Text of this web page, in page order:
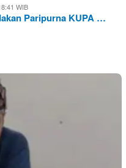
WIB
Paripurna KUPA …